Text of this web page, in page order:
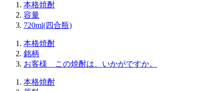
本格焼酎
容量
720ml(四合瓶)
本格焼酎
銘柄
お客様 この焼酎は、いかがですか。
本格焼酎